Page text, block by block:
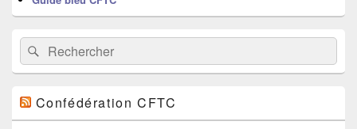
Recherche :
Rechercher
Confédération CFTC